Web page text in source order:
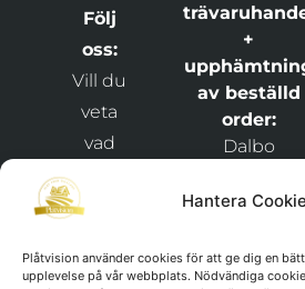
Hantera
Plåtvision använder cookies för att ge dig en
upplevelse på vår webbplats. Nödvändiga
Följ
oss:
Vill du
veta
vad
händer
och
+
av beställd
order:
Dalbo
Plåtvision
46269
Frändefors